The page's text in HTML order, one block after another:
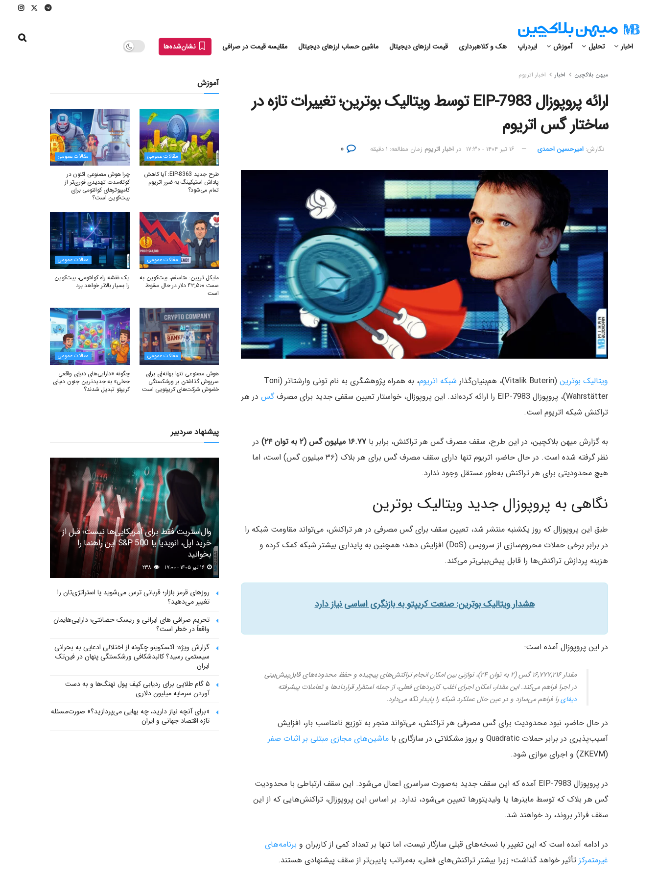
اخبار تحلیل آموزش ایردراپ هک و کلاهبرداری قیمت ارزهای دیجیتال ماشین حساب ارزهای دیجیتال مقایسه قیمت در صرافی نشان‌شده‌ها
میهن بلاکچین اخبار اخبار اتریوم
ارائه پروپوزال EIP-7983 توسط ویتالیک بوترین؛ تغییرات تازه در
ساختار گس اتریوم
نگارش:‌ امیرحسین احمدی ۱۶ تیر ۱۴۰۴ - ۱۷:۳۰ در اخبار اتریوم زمان مطالعه: ۱ دقیقه
ویتالیک بوترین (Vitalik Buterin)، هم‌بنیان‌گذار شبکه اتریوم
، به همراه پژوهشگری به نام تونی وارشتاتر (Toni
Wahrstätter)، پروپوزال EIP-7983 را ارائه کرده‌اند. این پروپوزال، خواستار تعیین سقفی جدید برای مصرف
گس در هر
تراکنش شبکه اتریوم است.
به گزارش میهن بلاکچین، در این طرح، سقف مصرف گس هر تراکنش، برابر با ۱۶.۷۷ میلیون گس (۲ به توان ۲۴)
در
نظر گرفته شده است. در حال حاضر، اتریوم تنها دارای سقف مصرف گس برای هر بلاک (۳۶ میلیون گس) است، اما
هیچ محدودیتی برای هر تراکنش به‌طور مستقل وجود ندارد.
نگاهی به پروپوزال جدید ویتالیک بوترین
طبق این پروپوزال که روز یکشنبه منتشر شد، تعیین سقف برای گس مصرفی در هر تراکنش، می‌تواند مقاومت شبکه را
در برابر برخی حملات محروم‌سازی از سرویس (DoS) افزایش دهد؛ همچنین به پایداری بیشتر شبکه کمک کرده و
هزینه پردازش تراکنش‌ها را قابل پیش‌بینی‌تر می‌کند.
هشدار ویتالیک بوترین: صنعت کریپتو به بازنگری اساسی نیاز دارد
در این پروپوزال آمده است:
مقدار ۱۶٬۷۷۷٬۲۱۶ گس (۲ به توان ۲۴)، توازنی بین امکان انجام تراکنش‌های پیچیده و حفظ محدوده‌های قابل‌پیش‌بینی
در اجرا فراهم می‌کند. این مقدار، امکان اجرای اغلب کاربردهای فعلی، از جمله استقرار قراردادها و تعاملات پیشرفته
دیفایرا فراهم می‌سازد و در عین حال عملکرد شبکه را پایدار نگه می‌دارد.
در حال حاضر، نبود محدودیت برای گس مصرفی هر تراکنش، می‌تواند منجر به توزیع نامناسب بار، افزایش
آسیب‌پذیری در برابر حملات Quadratic و بروز مشکلاتی در سازگاری با
ماشین‌های مجازی مبتنی بر اثبات صفر
(ZKEVM) و اجرای موازی شود.
در پروپوزال EIP-7983 آمده که این سقف جدید به‌صورت سراسری اعمال می‌شود. این سقف ارتباطی با محدودیت
گس هر بلاک که توسط ماینرها یا ولیدیتورها تعیین می‌شود، ندارد. بر اساس این پروپوزال، تراکنش‌هایی که از این
سقف فراتر بروند، رد خواهند شد.
در ادامه آمده است که این تغییر با نسخه‌های قبلی سازگار نیست، اما تنها بر تعداد کمی از کاربران و برنامه‌های
غیرمتمرکز تأثیر خواهد گذاشت؛ زیرا بیشتر تراکنش‌های فعلی، به‌مراتب پایین‌تر از سقف پیشنهادی هستند.
آموزش
مقالات عمومی
طرح جدید EIP-8363: آیا کاهش
پاداش استیکینگ به ضرر اتریوم
تمام می‌شود؟
مقالات عمومی
چرا هوش مصنوعی اکنون در
کوتاه‌مدت تهدیدی فوری‌تر از
کامپیوترهای کوانتومی برای
بیت‌کوین است؟
مقالات عمومی
مایکل ترپین: متاسفم، بیت‌کوین به
سمت ۴۳,۵۰۰ دلار در حال سقوط
است
مقالات عمومی
یک نقشه راه کوانتومی، بیت‌کوین
را بسیار بالاتر خواهد برد
مقالات عمومی
هوش مصنوعی تنها بهانه‌ای برای
سرپوش گذاشتن بر ورشکستگی
خاموش شرکت‌های کریپتویی است
مقالات عمومی
چگونه «دارایی‌های دنیای واقعیِ
جعلی» به جدیدترین جنون دنیای
کریپتو تبدیل شدند؟
پیشنهاد سردبیر
وال‌استریت فقط برای آمریکایی‌ها نیست؛ قبل از
خرید اپل، انویدیا یا S&P 500 این راهنما را
بخوانید
روزهای قرمز بازار؛ قربانی ترس می‌شوید یا استراتژی‌تان را
تغییر می‌دهید؟
تحریم صرافی های ایرانی و ریسک حضانتی؛ دارایی‌هایمان
واقعاً در خطر است؟
گزارش ویژه: اکسکوینو چگونه از اختلالی ادعایی به بحرانی
سیستمی رسید؟ کالبدشکافی ورشکستگی پنهان در فین‌تک
ایران
۵ گام طلایی برای ردیابی کیف پول‌ نهنگ‌ها و به دست
آوردن سرمایه میلیون دلاری
«برای آنچه نیاز دارید، چه بهایی می‌پردازید؟» صورت‌مسئله
تازه اقتصاد جهانی و ایران